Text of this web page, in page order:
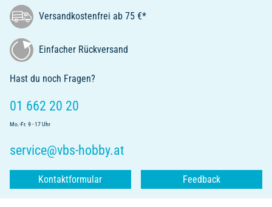
Versandkostenfrei ab 75 €*
Einfacher Rückversand
Hast du noch Fragen?
01 662 20 20
Mo.-Fr. 9 - 17 Uhr
service@vbs-hobby.at
Kontaktformular Feedback